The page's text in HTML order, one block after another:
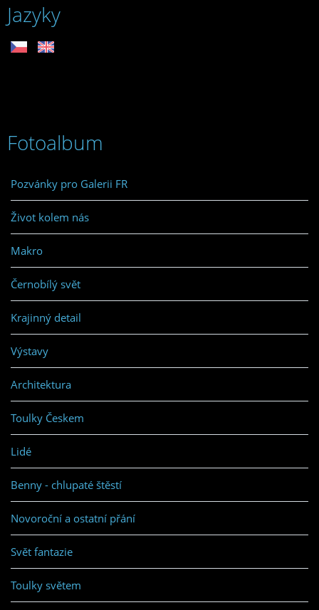
Jazyky
Fotoalbum
Pozvánky pro Galerii FR
Život kolem nás
Makro
Černobílý svět
Krajinný detail
Výstavy
Architektura
Toulky Českem
Lidé
Benny - chlupaté štěstí
Novoroční a ostatní přání
Svět fantazie
Toulky světem